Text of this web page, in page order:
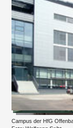
Campus der HfG